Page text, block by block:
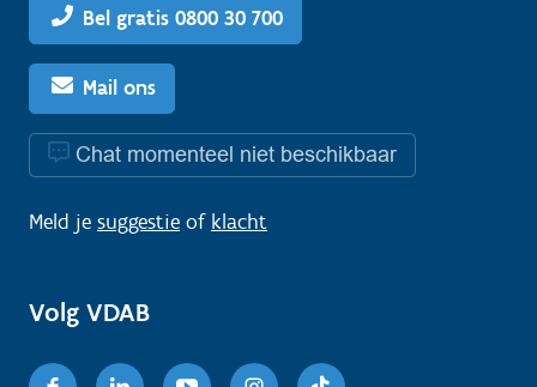
Bel gratis 0800 30 700
Mail ons
Chat momenteel niet beschikbaar
Meld je suggestie of klacht
Volg VDAB
FacebookLinkedinYoutubeInstagram